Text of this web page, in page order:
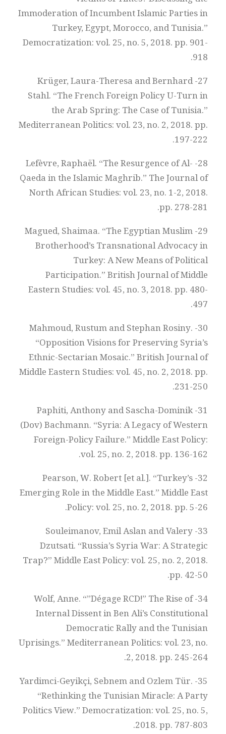
Immoderation of Incumbent Islamic Parties in
Turkey, Egypt, Morocco, and Tunisia.”
Democratization: vol. 25, no. 5, 2018. pp. 901-
918.
27- Krüger, Laura-Theresa and Bernhard
Stahl. “The French Foreign Policy U-Turn in
the Arab Spring: The Case of Tunisia.”
Mediterranean Politics: vol. 23, no. 2, 2018. pp.
197-222.
28- Lefèvre, Raphaël. “The Resurgence of Al-
Qaeda in the Islamic Maghrib.” The Journal of
North African Studies: vol. 23, no. 1-2, 2018.
pp. 278-281.
29- Magued, Shaimaa. “The Egyptian Muslim
Brotherhood’s Transnational Advocacy in
Turkey: A New Means of Political
Participation.” British Journal of Middle
Eastern Studies: vol. 45, no. 3, 2018. pp. 480-
497.
30- Mahmoud, Rustum and Stephan Rosiny.
“Opposition Visions for Preserving Syria’s
Ethnic-Sectarian Mosaic.” British Journal of
Middle Eastern Studies: vol. 45, no. 2, 2018. pp.
231-250.
31- Paphiti, Anthony and Sascha-Dominik
(Dov) Bachmann. “Syria: A Legacy of Western
Foreign-Policy Failure.” Middle East Policy:
vol. 25, no. 2, 2018. pp. 136-162.
32- Pearson, W. Robert [et al.]. “Turkey’s
Emerging Role in the Middle East.” Middle East
Policy: vol. 25, no. 2, 2018. pp. 5-26.
33- Souleimanov, Emil Aslan and Valery
Dzutsati. “Russia’s Syria War: A Strategic
Trap?” Middle East Policy: vol. 25, no. 2, 2018.
pp. 42-50.
34- Wolf, Anne. “”Dégage RCD!” The Rise of
Internal Dissent in Ben Ali’s Constitutional
Democratic Rally and the Tunisian
Uprisings.” Mediterranean Politics: vol. 23, no.
2, 2018. pp. 245-264.
35- Yardimci-Geyikçi, Sebnem and Ozlem Tür.
“Rethinking the Tunisian Miracle: A Party
Politics View.” Democratization: vol. 25, no. 5,
2018. pp. 787-803.